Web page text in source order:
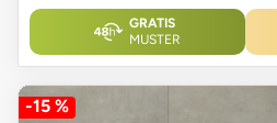
GRATIS
MUSTER
-15 %